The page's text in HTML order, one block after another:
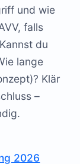
und wie
falls
du
lange
Klär
–
2026